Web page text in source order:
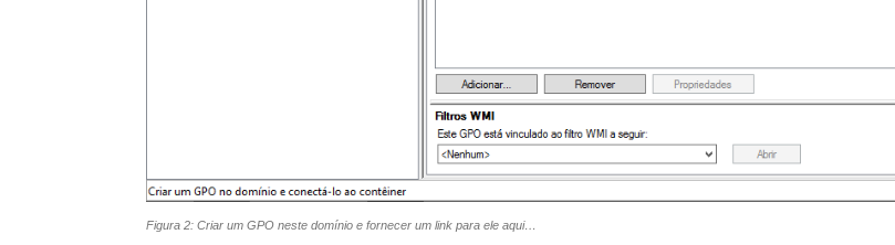
Figura 2: Criar um GPO neste domínio e fornecer um link para ele aqui…